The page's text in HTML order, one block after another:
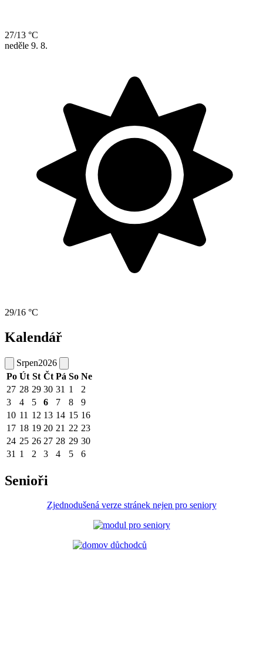
27/13 °C
neděle 9. 8.
29/16 °C
Kalendář
Srpen2026
Po Út St Čt Pá So Ne
27 28 29 30 31 1
2
3
4 5 6 7 8
9
10 11 12 13 14 15 16
17 18 19 20 21 22 23
24 25 26 27 28 29 30
31 1 2 3 4 5 6
Senioři
Zjednodušená verze stránek nejen pro seniory